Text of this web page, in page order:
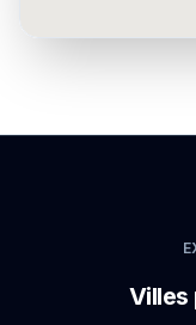
Villes